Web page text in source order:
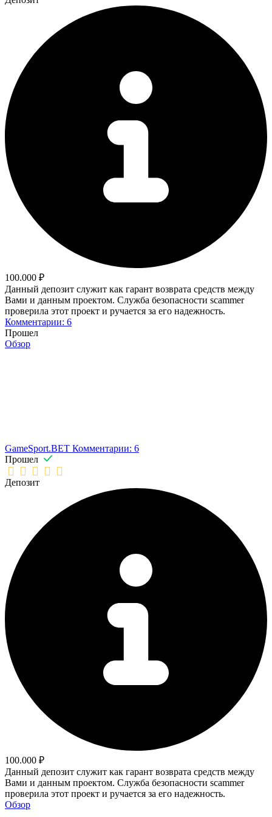
100.000 ₽
Данный депозит служит как гарант возврата средств между
Вами и данным проектом. Служба безопасности scammer
проверила этот проект и ручается за его надежность.
Комментарии: 6
Прошел
Обзор
GameSport.BET Комментарии: 6
Прошел
Депозит
100.000 ₽
Данный депозит служит как гарант возврата средств между
Вами и данным проектом. Служба безопасности scammer
проверила этот проект и ручается за его надежность.
Обзор